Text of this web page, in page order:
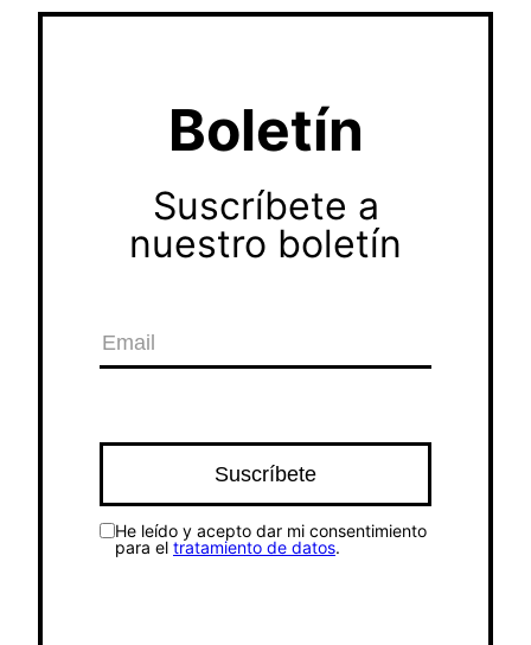
Boletín
Suscríbete a
nuestro boletín
He leído y acepto dar mi consentimiento
para el tratamiento de datos.